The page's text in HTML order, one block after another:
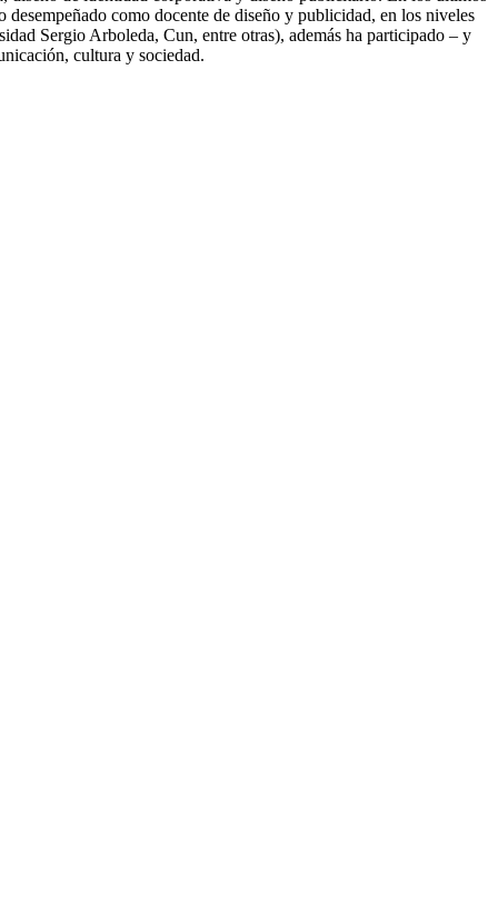
como docente de diseño y publicidad, en los niveles
Sergio Arboleda, Cun, entre otras), además ha participado – y
cultura y sociedad.